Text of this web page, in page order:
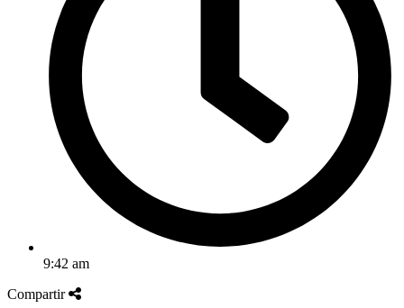
9:42 am
Compartir